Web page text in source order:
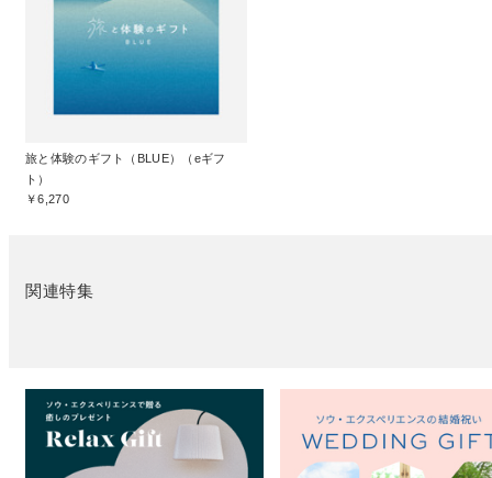
旅と体験のギフト（BLUE）（eギフ
ト）
￥6,270
関連特集